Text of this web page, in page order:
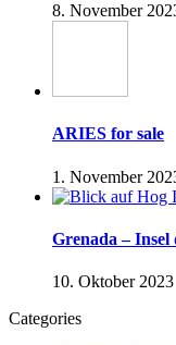
8. November
ARIES for sale
1. November
Grenada – Insel
10. Oktober 2023
Categories